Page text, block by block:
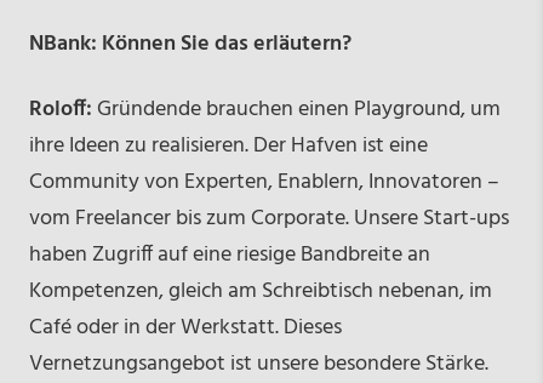
NBank: Können Sie das erläutern?
Roloff: Gründende brauchen einen Playground, um
ihre Ideen zu realisieren. Der Hafven ist eine
Community von Experten, Enablern, Innovatoren –
vom Freelancer bis zum Corporate. Unsere Start-ups
haben Zugriff auf eine riesige Bandbreite an
Kompetenzen, gleich am Schreibtisch nebenan, im
Café oder in der Werkstatt. Dieses
Vernetzungsangebot ist unsere besondere Stärke.